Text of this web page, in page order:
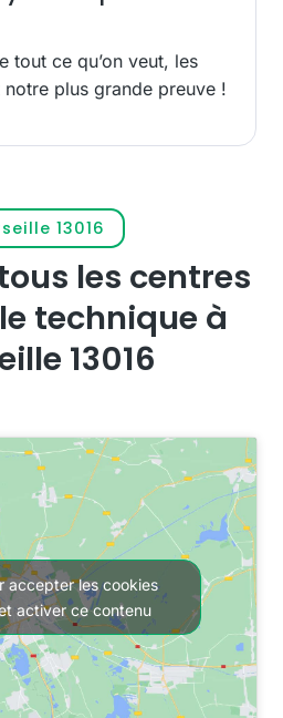
tout ce qu’on veut, les
plus grande preuve !
13016
les centres
technique à
13016
accepter les cookies
activer ce contenu